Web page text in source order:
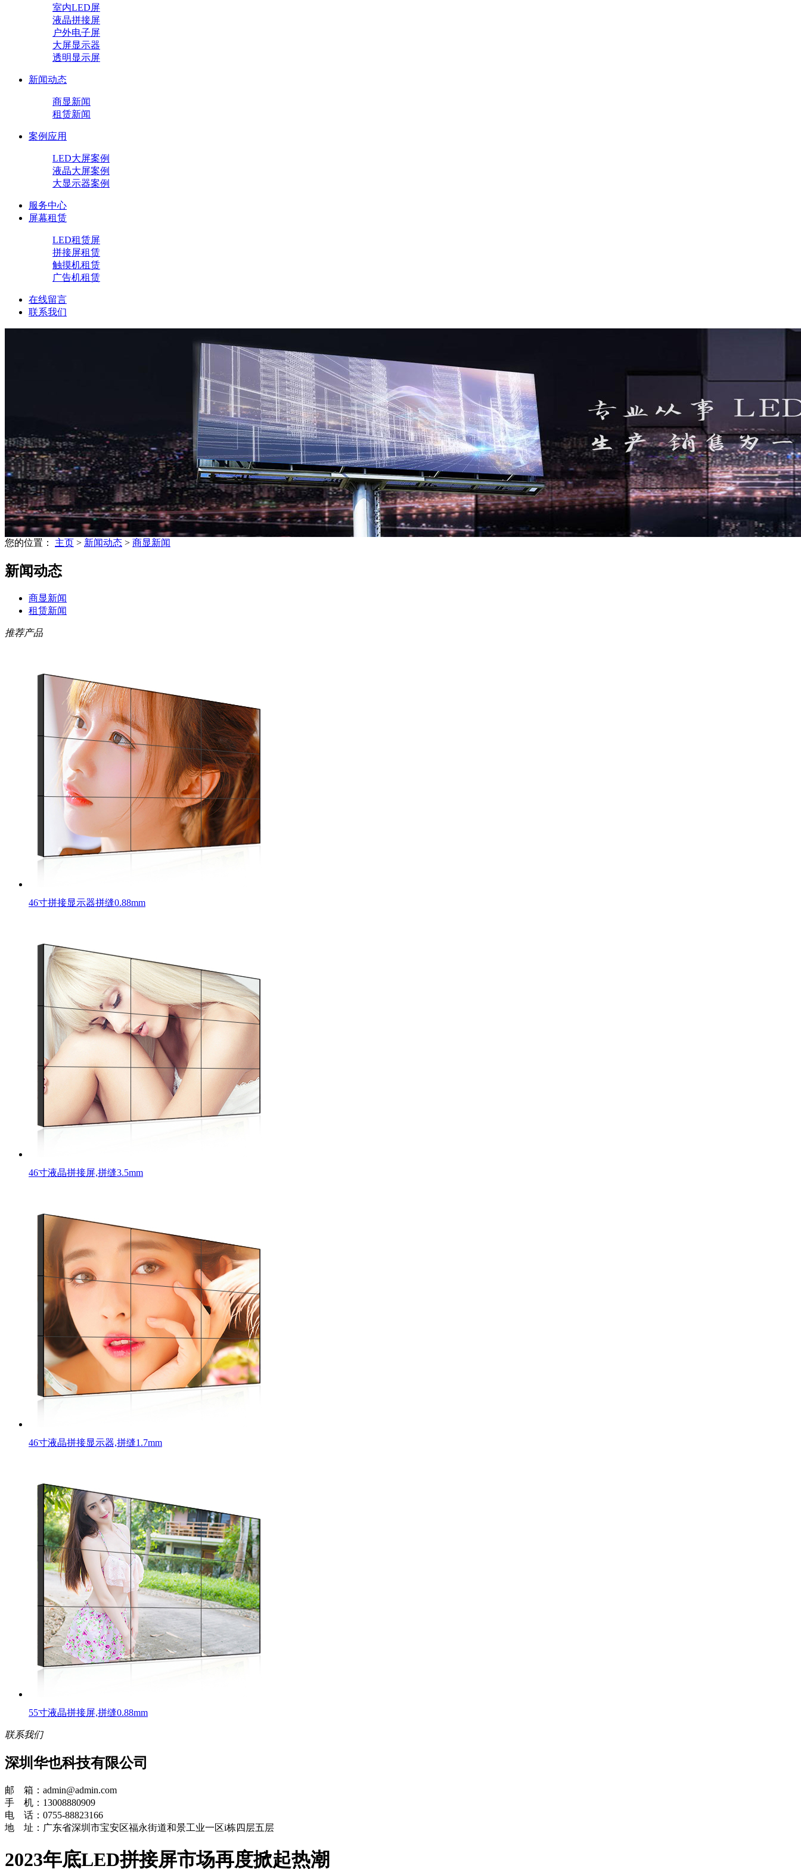
室内LED屏
液晶拼接屏
户外电子屏
大屏显示器
透明显示屏
新闻动态
商显新闻
租赁新闻
案例应用
LED大屏案例
液晶大屏案例
大显示器案例
服务中心
屏幕租赁
LED租赁屏
拼接屏租赁
触摸机租赁
广告机租赁
在线留言
联系我们
您的位置： 主页 > 新闻动态 > 商显新闻
新闻动态
商显新闻
租赁新闻
推荐产品
46寸拼接显示器拼缝0.88mm
46寸液晶拼接屏,拼缝3.5mm
46寸液晶拼接显示器,拼缝1.7mm
55寸液晶拼接屏,拼缝0.88mm
联系我们
深圳华也科技有限公司
邮 箱：admin@admin.com
手 机：13008880909
电 话：0755-88823166
地 址：广东省深圳市宝安区福永街道和景工业一区i栋四层五层
2023年底LED拼接屏市场再度掀起热潮